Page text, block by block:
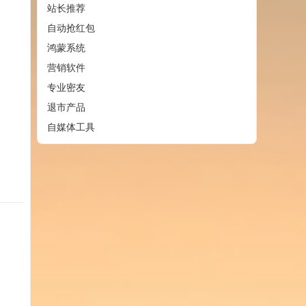
站长推荐
自动抢红包
鸿蒙系统
营销软件
专业密友
退市产品
自媒体工具